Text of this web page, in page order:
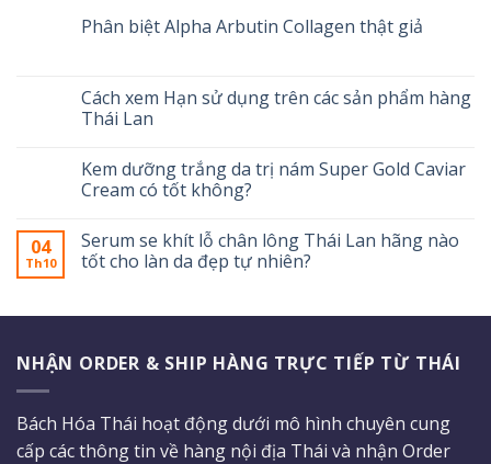
Phân biệt Alpha Arbutin Collagen thật giả
Cách xem Hạn sử dụng trên các sản phẩm hàng
Thái Lan
Kem dưỡng trắng da trị nám Super Gold Caviar
Cream có tốt không?
04
Th10
Serum se khít lỗ chân lông Thái Lan hãng nào
tốt cho làn da đẹp tự nhiên?
NHẬN ORDER & SHIP HÀNG TRỰC TIẾP TỪ THÁI
Bách Hóa Thái hoạt động dưới mô hình chuyên cung
cấp các thông tin về hàng nội địa Thái và nhận Order